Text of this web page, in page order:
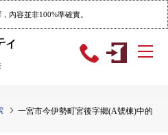
內容並非100%準確實。
一宮市今伊勢町宮後字鄉(A號棟)中的